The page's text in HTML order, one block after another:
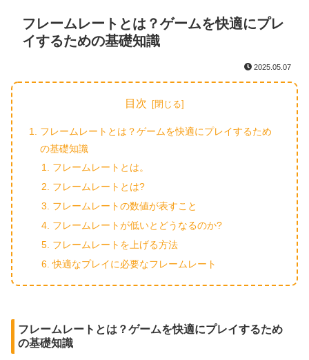
フレームレートとは？ゲームを快適にプレ
イするための基礎知識
2025.05.07
目次
フレームレートとは？ゲームを快適にプレイするため
の基礎知識
フレームレートとは。
フレームレートとは?
フレームレートの数値が表すこと
フレームレートが低いとどうなるのか?
フレームレートを上げる方法
快適なプレイに必要なフレームレート
フレームレートとは？ゲームを快適にプレイするため
の基礎知識